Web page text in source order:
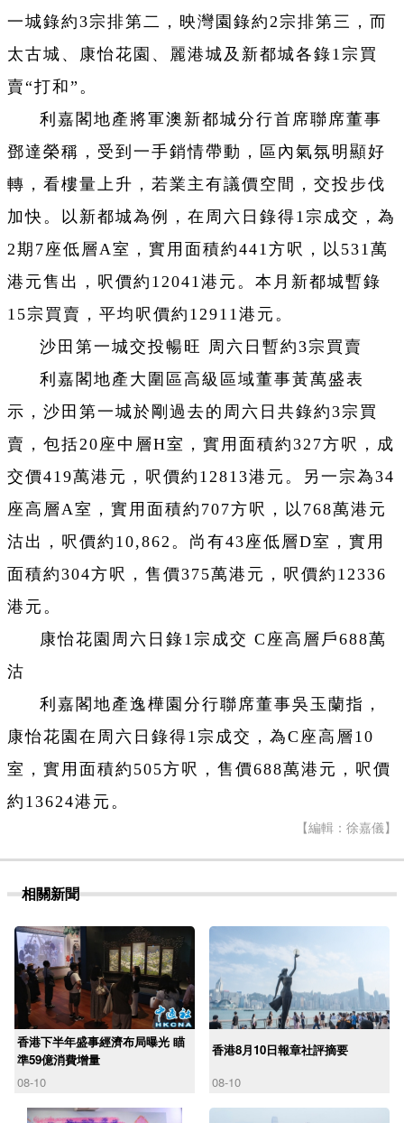
一城錄約3宗排第二，映灣園錄約2宗排第三，而
太古城、康怡花園、麗港城及新都城各錄1宗買
賣“打和”。
利嘉閣地產將軍澳新都城分行首席聯席董事
鄧達榮稱，受到一手銷情帶動，區內氣氛明顯好
轉，看樓量上升，若業主有議價空間，交投步伐
加快。以新都城為例，在周六日錄得1宗成交，為
2期7座低層A室，實用面積約441方呎，以531萬
港元售出，呎價約12041港元。本月新都城暫錄
15宗買賣，平均呎價約12911港元。
沙田第一城交投暢旺 周六日暫約3宗買賣
利嘉閣地產大圍區高級區域董事黃萬盛表
示，沙田第一城於剛過去的周六日共錄約3宗買
賣，包括20座中層H室，實用面積約327方呎，成
交價419萬港元，呎價約12813港元。另一宗為34
座高層A室，實用面積約707方呎，以768萬港元
沽出，呎價約10,862。尚有43座低層D室，實用
面積約304方呎，售價375萬港元，呎價約12336
港元。
康怡花園周六日錄1宗成交 C座高層戶688萬
沽
利嘉閣地產逸樺園分行聯席董事吳玉蘭指，
康怡花園在周六日錄得1宗成交，為C座高層10
室，實用面積約505方呎，售價688萬港元，呎價
約13624港元。
【編輯：徐嘉儀】
相關新聞
香港下半年盛事經濟布局曝光 瞄
準59億消費增量
08-10
香港8月10日報章社評摘要
08-10